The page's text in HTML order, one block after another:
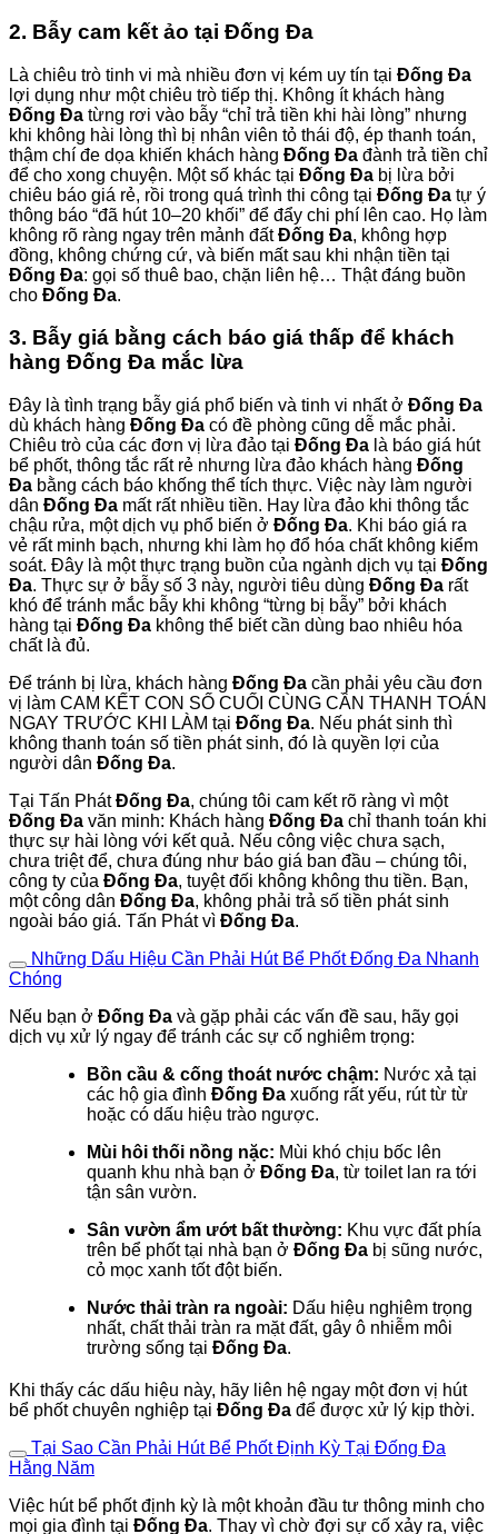
2. Bẫy cam kết ảo tại Đống Đa
Là chiêu trò tinh vi mà nhiều đơn vị kém uy tín tại Đống Đa
lợi dụng như một chiêu trò tiếp thị. Không ít khách hàng
Đống Đa từng rơi vào bẫy “chỉ trả tiền khi hài lòng” nhưng
khi không hài lòng thì bị nhân viên tỏ thái độ, ép thanh toán,
thậm chí đe dọa khiến khách hàng Đống Đa đành trả tiền chỉ
để cho xong chuyện. Một số khác tại Đống Đa bị lừa bởi
chiêu báo giá rẻ, rồi trong quá trình thi công tại Đống Đa tự ý
thông báo “đã hút 10–20 khối” để đẩy chi phí lên cao. Họ làm
không rõ ràng ngay trên mảnh đấtĐống Đa, không hợp
đồng, không chứng cứ, và biến mất sau khi nhận tiền tại
Đống Đa: gọi số thuê bao, chặn liên hệ… Thật đáng buồn
cho Đống Đa.
3. Bẫy giá bằng cách báo giá thấp để khách
hàng Đống Đa mắc lừa
Đây là tình trạng bẫy giá phổ biến và tinh vi nhất ở Đống Đa
dù khách hàng Đống Đa có đề phòng cũng dễ mắc phải.
Chiêu trò của các đơn vị lừa đảo tại Đống Đa là báo giá hút
bể phốt, thông tắc rất rẻ nhưng lừa đảo khách hàng Đống
Đa bằng cách báo khống thể tích thực. Việc này làm người
dân Đống Đa mất rất nhiều tiền. Hay lừa đảo khi thông tắc
chậu rửa, một dịch vụ phổ biến ở Đống Đa. Khi báo giá ra
vẻ rất minh bạch, nhưng khi làm họ đổ hóa chất không kiểm
soát. Đây là một thực trạng buồn của ngành dịch vụ tại Đống
Đa. Thực sự ở bẫy số 3 này, người tiêu dùng Đống Đa rất
khó để tránh mắc bẫy khi không “từng bị bẫy” bởi khách
hàng tại Đống Đa không thể biết cần dùng bao nhiêu hóa
chất là đủ.
Để tránh bị lừa, khách hàng Đống Đa cần phải yêu cầu đơn
vị làm CAM KẾT CON SỐ CUỐI CÙNG CẦN THANH TOÁN
NGAY TRƯỚC KHI LÀM tại Đống Đa. Nếu phát sinh thì
không thanh toán số tiền phát sinh, đó là quyền lợi của
người dân Đống Đa.
Tại Tấn PhátĐống Đa, chúng tôi cam kết rõ ràng vì một
Đống Đa văn minh: Khách hàng Đống Đa chỉ thanh toán khi
thực sự hài lòng với kết quả. Nếu công việc chưa sạch,
chưa triệt để, chưa đúng như báo giá ban đầu – chúng tôi,
công ty của Đống Đa, tuyệt đối không không thu tiền. Bạn,
một công dân Đống Đa, không phải trả số tiền phát sinh
ngoài báo giá. Tấn Phát vì Đống Đa.
Những Dấu Hiệu Cần Phải Hút Bể Phốt Đống Đa Nhanh
Chóng
Nếu bạn ở Đống Đa và gặp phải các vấn đề sau, hãy gọi
dịch vụ xử lý ngay để tránh các sự cố nghiêm trọng:
Bồn cầu & cống thoát nước chậm: Nước xả tại
các hộ gia đình Đống Đa xuống rất yếu, rút từ từ
hoặc có dấu hiệu trào ngược.
Mùi hôi thối nồng nặc: Mùi khó chịu bốc lên
quanh khu nhà bạn ở Đống Đa, từ toilet lan ra tới
tận sân vườn.
Sân vườn ẩm ướt bất thường: Khu vực đất phía
trên bể phốt tại nhà bạn ở Đống Đa bị sũng nước,
cỏ mọc xanh tốt đột biến.
Nước thải tràn ra ngoài: Dấu hiệu nghiêm trọng
nhất, chất thải tràn ra mặt đất, gây ô nhiễm môi
trường sống tại Đống Đa.
Khi thấy các dấu hiệu này, hãy liên hệ ngay một đơn vị hút
bể phốt chuyên nghiệp tại Đống Đa để được xử lý kịp thời.
Tại Sao Cần Phải Hút Bể Phốt Định Kỳ Tại Đống Đa
Hằng Năm
Việc hút bể phốt định kỳ là một khoản đầu tư thông minh cho
mọi gia đình tại Đống Đa. Thay vì chờ đợi sự cố xảy ra, việc